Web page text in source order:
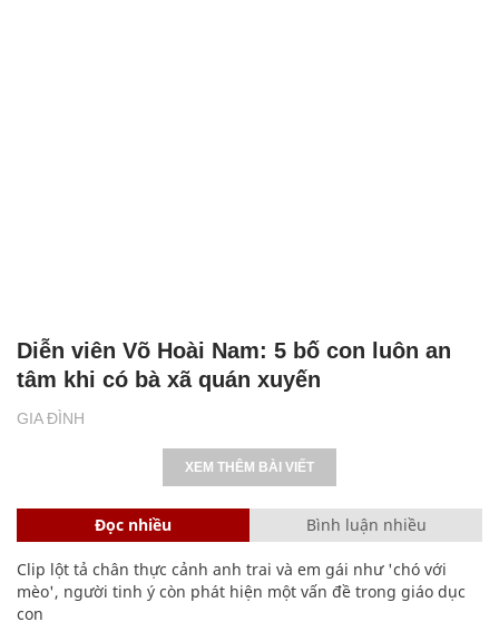
GIA ĐÌNH
Diễn viên Võ Hoài Nam: 5 bố con luôn an
tâm khi có bà xã quán xuyến
XEM THÊM BÀI VIẾT
Đọc nhiều Bình luận nhiều
Clip lột tả chân thực cảnh anh trai và em gái như 'chó với
mèo', người tinh ý còn phát hiện một vấn đề trong giáo dục
con